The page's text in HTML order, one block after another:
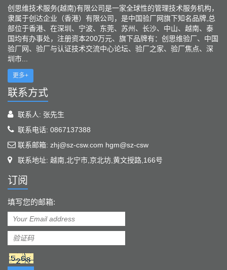
创思维技术服务(越南)有限公司是一家全球性的管理技术服务机构，
隶属于创达企业（香港）有限公司，是中国验厂网旗下知名品牌,总
部位于香港、在深圳、宁波、东莞、苏州、长沙、中山、越南、泰
国均有办事处，注册资本200万元、旗下品牌有：创思维验厂、中国
验厂网、验厂与认证技术交流中心论坛、验厂之家、验厂焦点、深
圳市...
更多+
联系方式
联系人: 张先生
联系电话: 0867137388
联系邮箱: zhj@sz-csw.com hgm@sz-csw
联系地址: 越南,北宁市,京北坊,黄文授路,166号
订阅
填写您的邮箱: